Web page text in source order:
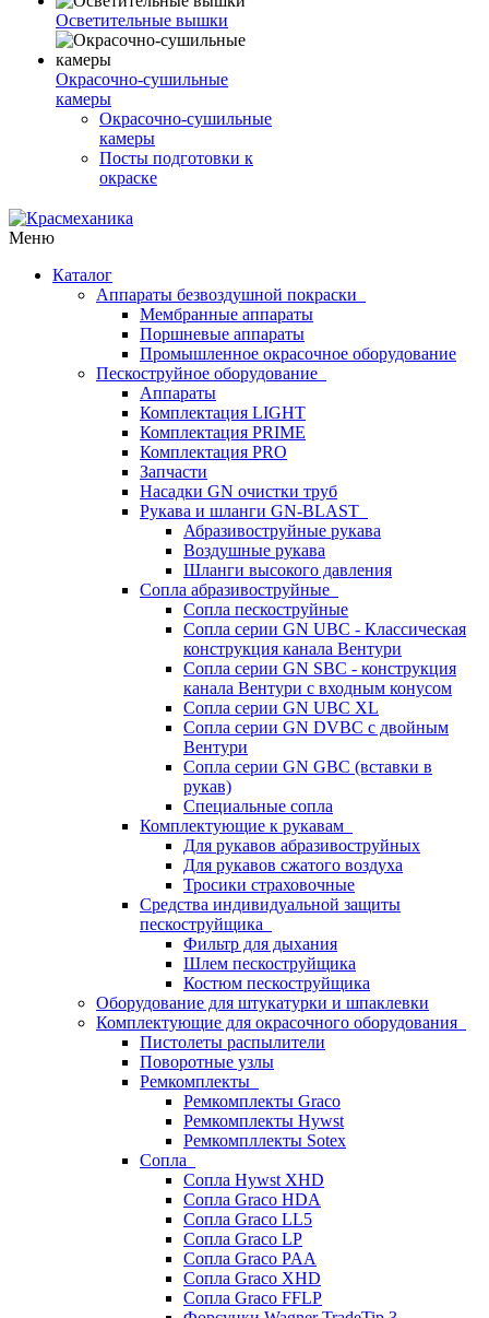
Осветительные вышки
Окрасочно-сушильные
камеры
Окрасочно-сушильные
камеры
Посты подготовки к
окраске
Меню
Каталог
Аппараты безвоздушной покраски
Мембранные аппараты
Поршневые аппараты
Промышленное окрасочное оборудование
Пескоструйное оборудование
Аппараты
Комплектация LIGHT
Комплектация PRIME
Комплектация PRO
Запчасти
Насадки GN очистки труб
Рукава и шланги GN-BLAST
Абразивоструйные рукава
Воздушные рукава
Шланги высокого давления
Сопла абразивоструйные
Сопла пескоструйные
Сопла серии GN UBC - Классическая
конструкция канала Вентури
Сопла серии GN SBC - конструкция
канала Вентури c входным конусом
Сопла серии GN UBC XL
Сопла серии GN DVBC с двойным
Вентури
Сопла серии GN GBC (вставки в
рукав)
Специальные сопла
Комплектующие к рукавам
Для рукавов абразивоструйных
Для рукавов сжатого воздуха
Тросики страховочные
Средства индивидуальной защиты
пескоструйщика
Фильтр для дыхания
Шлем пескоструйщика
Костюм пескоструйщика
Оборудование для штукатурки и шпаклевки
Комплектующие для окрасочного оборудования
Пистолеты распылители
Поворотные узлы
Ремкомплекты
Ремкомплекты Graco
Ремкомплекты Hywst
Ремкомпллекты Sotex
Сопла
Сопла Hywst XHD
Сопла Graco HDA
Сопла Graco LL5
Сопла Graco LP
Сопла Graco PAA
Сопла Graco XHD
Сопла Graco FFLP